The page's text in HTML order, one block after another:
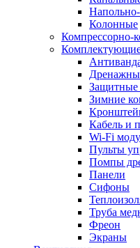
Колонные
Компрессорно-
Защитные
Зимние
Кабель и
Wi-Fi
Пульты
Помпы
Панели
Сифоны
Труба
Фреон
Экраны